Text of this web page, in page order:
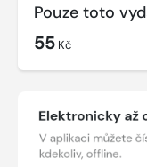
Pouze toto
55 Kč